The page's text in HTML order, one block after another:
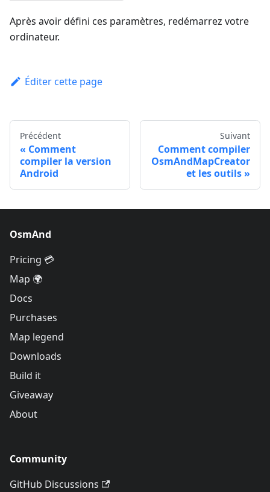
Après avoir défini ces paramètres, redémarrez votre
ordinateur.
Éditer cette page
Précédent
Comment
compiler la version
Android
Suivant
Comment compiler
OsmAndMapCreator
et les outils
OsmAnd
Pricing 💳
Map 🌍
Docs
Purchases
Map legend
Downloads
Build it
Giveaway
About
Community
GitHub Discussions